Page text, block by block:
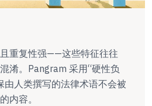
重复性强——这些特征往往
淆。Pangram 采用“硬性负
由人类撰写的法律术语不会被
内容。